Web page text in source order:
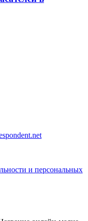
и персональных